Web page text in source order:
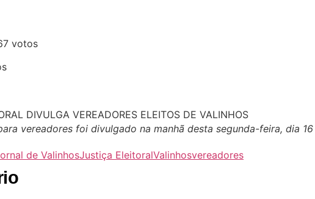
votos
vereadores foi divulgado na manhã desta segunda-feira, dia 16
de ValinhosJustiça EleitoralValinhosvereadores